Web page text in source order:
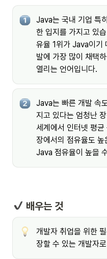
Java는 국내 기업 특
한 입지를 가지고 있
유율 1위가 Java이기
발에 가장 많이 채택
열리는 언어입니다.
Java는 빠른 개발 속
지고 있다는 엄청난
세계에서 인터넷 평균
장에서의 점유율도 높
Java 점유율이 높을
배우는 것
개발자 취업을 위한
장할 수 있는 개발자